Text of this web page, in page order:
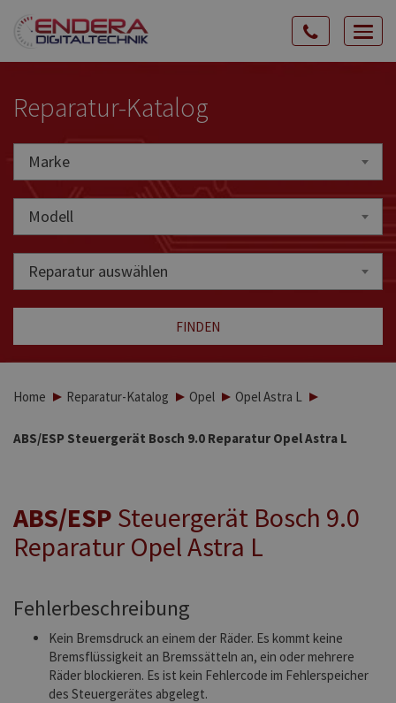
Reparatur-Katalog
MarkeMarke
Modell
Reparatur auswählen
FINDEN
Home Reparatur-Katalog Opel Opel Astra L
ABS/ESP Steuergerät Bosch 9.0 Reparatur Opel Astra L
ABS/ESP Steuergerät Bosch 9.0
Reparatur Opel Astra L
Fehlerbeschreibung
Kein Bremsdruck an einem der Räder. Es kommt keine
Bremsflüssigkeit an Bremssätteln an, ein oder mehrere
Räder blockieren. Es ist kein Fehlercode im Fehlerspeicher
des Steuergerätes abgelegt.